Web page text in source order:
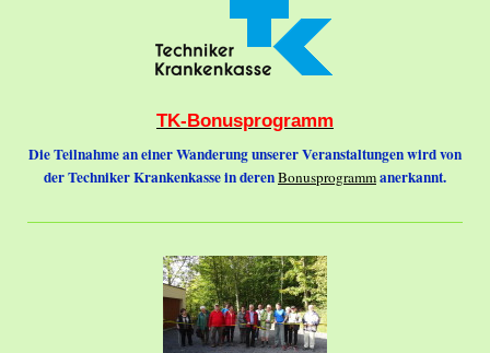
TK-Bonusprogramm
Die Teilnahme an einer Wanderung unserer Veranstaltungen wird von
der Techniker Krankenkasse in derenBonusprogrammanerkannt.